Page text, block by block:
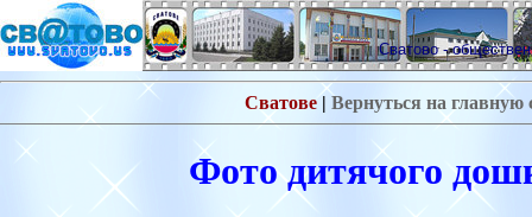
Сватово -
Сватове | Вернуться на главную
Фото дитячого